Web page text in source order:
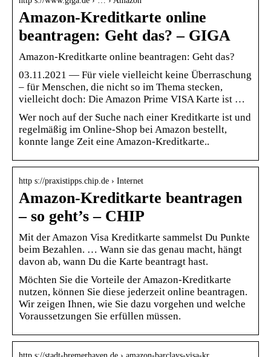
Amazon-Kreditkarte online
beantragen: Geht das? – GIGA
Amazon-Kreditkarte online beantragen: Geht das?
03.11.2021 — Für viele vielleicht keine Überraschung
– für Menschen, die nicht so im Thema stecken,
vielleicht doch: Die Amazon Prime VISA Karte ist …
Wer noch auf der Suche nach einer Kreditkarte ist und
regelmäßig im Online-Shop bei Amazon bestellt,
konnte lange Zeit eine Amazon-Kreditkarte..
http s://praxistipps.chip.de › Internet
Amazon-Kreditkarte beantragen
– so geht’s – CHIP
Mit der Amazon Visa Kreditkarte sammelst Du Punkte
beim Bezahlen. … Wann sie das genau macht, hängt
davon ab, wann Du die Karte beantragt hast.
Möchten Sie die Vorteile der Amazon-Kreditkarte
nutzen, können Sie diese jederzeit online beantragen.
Wir zeigen Ihnen, wie Sie dazu vorgehen und welche
Voraussetzungen Sie erfüllen müssen.